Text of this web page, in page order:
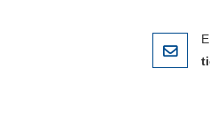
國際性非政府組織(NGO)，在